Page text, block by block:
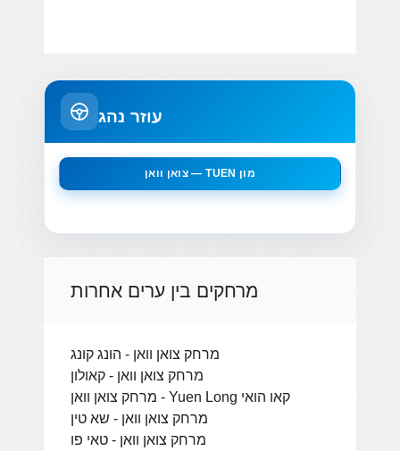
עוזר נהג
צואן וואן — TUEN מון
מרחקים בין ערים אחרות
מרחק צואן וואן - הונג קונג
מרחק צואן וואן - קאולון
מרחק צואן וואן - Yuen Long קאו הואי
מרחק צואן וואן - שא טין
מרחק צואן וואן - טאי פו